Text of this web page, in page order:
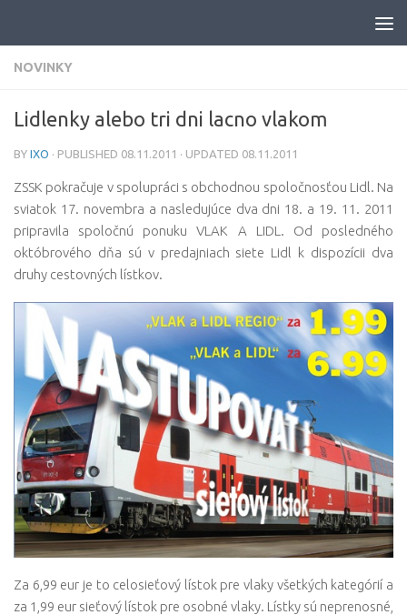
NOVINKY
Lidlenky alebo tri dni lacno vlakom
BY IXO · PUBLISHED 08.11.2011 · UPDATED 08.11.2011
ZSSK pokračuje v spolupráci s obchodnou spoločnosťou Lidl. Na
sviatok 17. novembra a nasledujúce dva dni 18. a 19. 11. 2011
pripravila spoločnú ponuku VLAK A LIDL. Od posledného
októbrového dňa sú v predajniach siete Lidl k dispozícii dva
druhy cestovných lístkov.
Za 6,99 eur je to celosieťový lístok pre vlaky všetkých kategórií a
za 1,99 eur sieťový lístok pre osobné vlaky. Lístky sú neprenosné,